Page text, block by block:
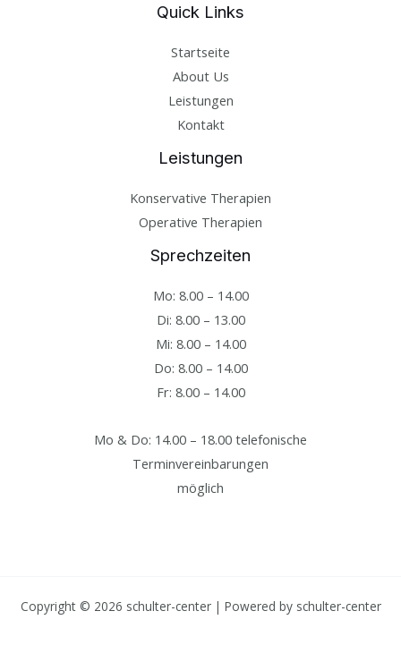
Quick Links
Startseite
About Us
Leistungen
Kontakt
Leistungen
Konservative Therapien
Operative Therapien
Sprechzeiten
Mo: 8.00 – 14.00
Di: 8.00 – 13.00
Mi: 8.00 – 14.00
Do: 8.00 – 14.00
Fr: 8.00 – 14.00
Mo & Do: 14.00 – 18.00 telefonische
Terminvereinbarungen
möglich
Copyright © 2026 schulter-center | Powered by schulter-center